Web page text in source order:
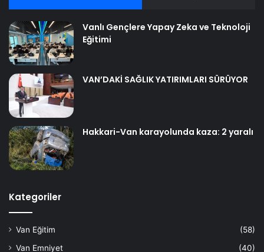
Vanlı Gençlere Yapay Zeka ve Teknoloji
Eğitimi
VAN’DAKİ SAĞLIK YATIRIMLARI SÜRÜYOR
Hakkari-Van karayolunda kaza: 2 yaralı
Kategoriler
Van Eğitim
(58)
Van Emniyet
(40)